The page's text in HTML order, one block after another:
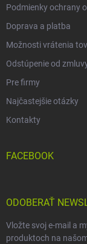
Podmienky ochrany
Doprava a platba
Možnosti vrátenia
Odstúpenie od
Pre firmy
Najčastejšie otázky
Kontakty
FACEBOOK
ODOBERAŤ
Vložte svoj e-mail a
produktoch na